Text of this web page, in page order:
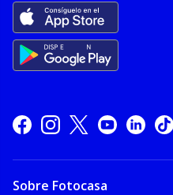
Sobre Fotocasa